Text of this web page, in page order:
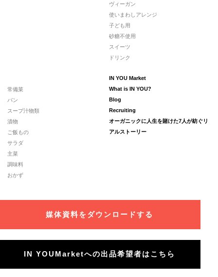
ヴィーガン
使いまわしアレンジ
子ども用
砂糖不使用
スイーツ
ドリンク
常備菜
パン
スープ汁物類
漬物
ご飯もの
サラダ
主菜
調味料
おかず
IN YOU Market
What is IN YOU?
Blog
Recruiting
オーガニックに人生を賭けた7人が紡ぐリ
アルストーリー
媒体資料をダウンロードする
IN YOUMarketへの出品希望者はこちら